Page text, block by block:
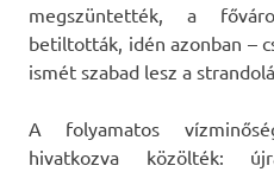
megszüntették, a
betiltották, idén azonban –
ismét szabad lesz a
A folyamatos
hivatkozva közölték: